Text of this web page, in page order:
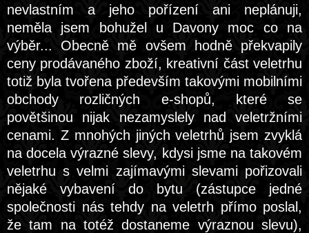
nevlastním a jeho pořízení ani neplánuji,
neměla jsem bohužel u Davony moc co na
výběr... Obecně mě ovšem hodně překvapily
ceny prodávaného zboží, kreativní část veletrhu
totiž byla tvořena především takovými mobilními
obchody rozličných e-shopů, které se
povětšinou nijak nezamyslely nad veletržními
cenami. Z mnohých jiných veletrhů jsem zvyklá
na docela výrazné slevy, kdysi jsme na takovém
veletrhu s velmi zajímavými slevami pořizovali
nějaké vybavení do bytu (zástupce jedné
společnosti nás tehdy na veletrh přímo poslal,
že tam na totéž dostaneme výraznou slevu),